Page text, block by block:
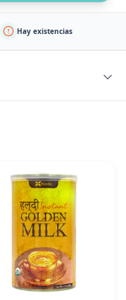
Hay existencias